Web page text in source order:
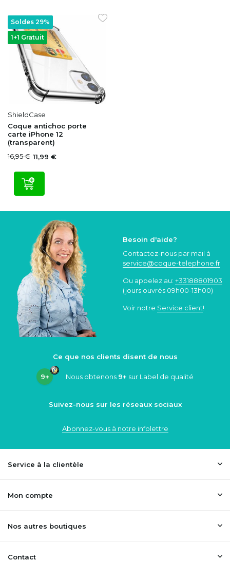
1+1 Gratuit
Soldes 29%
ShieldCase
Coque antichoc porte
carte iPhone 12
(transparent)
16,95 € 11,99 €
Besoin d'aide?
Contactez-nous par mail à
service@coque-telephone.fr
Ou appelez au: +33188801903
(jours ouvrés 09h00-13h00)
Voir notre Service client!
Ce que nos clients disent de nous
9+ Nous obtenons 9+ sur Label de qualité
Suivez-nous sur les réseaux sociaux
Abonnez-vous à notre infolettre
Service à la clientèle
Mon compte
Nos autres boutiques
Contact